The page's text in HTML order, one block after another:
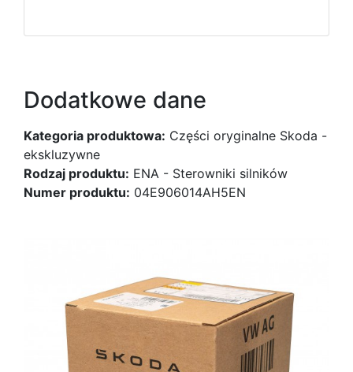
Dodatkowe dane
Kategoria produktowa: Części oryginalne Skoda -
ekskluzywne
Rodzaj produktu: ENA - Sterowniki silników
Numer produktu: 04E906014AH5EN